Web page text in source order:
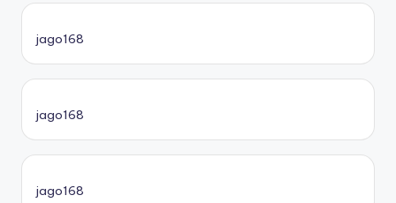
jago168
jago168
jago168